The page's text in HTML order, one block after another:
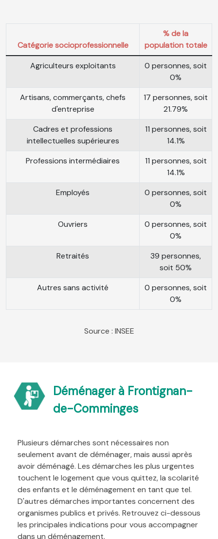
Catégorie socioprofessionnelle
% de la
population totale
Agriculteurs exploitants
0 personnes, soit
0%
Artisans, commerçants, chefs
d'entreprise
17 personnes, soit
21.79%
Cadres et professions
intellectuelles supérieures
11 personnes, soit
14.1%
Professions intermédiaires
11 personnes, soit
14.1%
Employés
0 personnes, soit
0%
Ouvriers
0 personnes, soit
0%
Retraités
39 personnes,
soit 50%
Autres sans activité
0 personnes, soit
0%
Source : INSEE
Déménager à Frontignan-
de-Comminges
Plusieurs démarches sont nécessaires non
seulement avant de déménager, mais aussi après
avoir déménagé. Les démarches les plus urgentes
touchent le logement que vous quittez, la scolarité
des enfants et le déménagement en tant que tel.
D'autres démarches importantes concernent des
organismes publics et privés. Retrouvez ci-dessous
les principales indications pour vous accompagner
dans un déménagement.